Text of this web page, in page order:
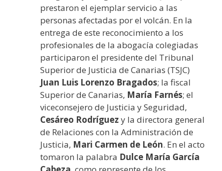
prestaron el ejemplar servicio a las
personas afectadas por el volcán. En la
entrega de este reconocimiento a los
profesionales de la abogacía colegiadas
participaron el presidente del Tribunal
Superior de Justicia de Canarias (TSJC)
Juan Luis Lorenzo Bragados; la fiscal
Superior de Canarias, María Farnés; el
viceconsejero de Justicia y Seguridad,
Cesáreo Rodríguez y la directora general
de Relaciones con la Administración de
Justicia, Mari Carmen de León. En el acto
tomaron la palabra Dulce María García